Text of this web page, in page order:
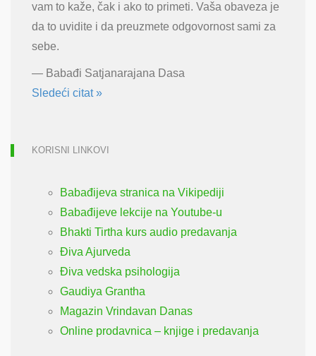
vam to kaže, čak i ako to primeti. Vaša obaveza je
da to uvidite i da preuzmete odgovornost sami za
sebe.
— Babađi Satjanarajana Dasa
Sledeći citat »
KORISNI LINKOVI
Babađijeva stranica na Vikipediji
Babađijeve lekcije na Youtube-u
Bhakti Tirtha kurs audio predavanja
Điva Ajurveda
Điva vedska psihologija
Gaudiya Grantha
Magazin Vrindavan Danas
Online prodavnica – knjige i predavanja